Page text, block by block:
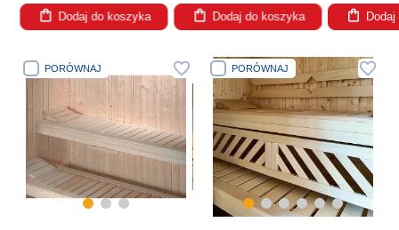
Dodaj do koszyka Dodaj do koszyka
PORÓWNAJ PORÓWNAJ